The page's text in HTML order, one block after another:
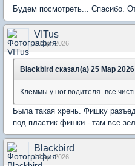
Будем посмотреть... Спасибо.
VITus
10 Apr 2026
Blackbird сказал(а) 25 Мар
Клеммы у ног водителя- все
Была такая хрень. Фишку
под пластик фишки - там все
Blackbird
14 Apr 2026